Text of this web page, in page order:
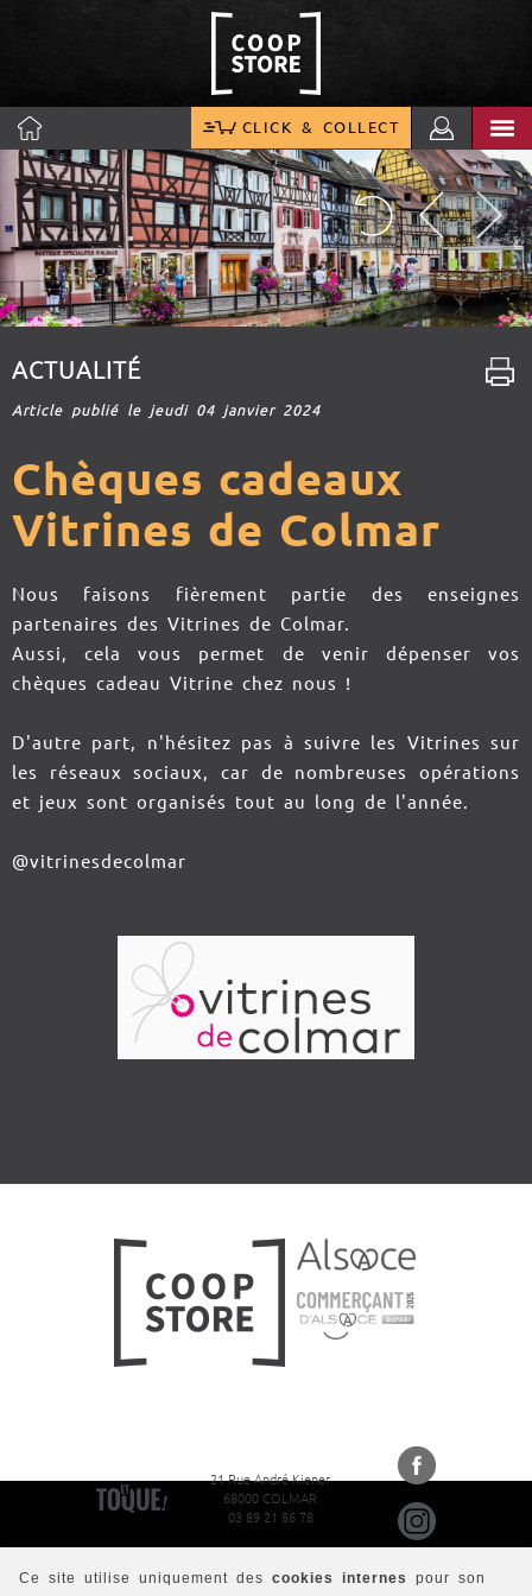
CLICK & COLLECT
ACTUALITÉ
Article publié le jeudi 04 janvier 2024
Chèques cadeaux
Vitrines de Colmar
Nous faisons fièrement partie des enseignes
partenaires des Vitrines de Colmar.
Aussi, cela vous permet de venir dépenser vos
chèques cadeau Vitrine chez nous !
D'autre part, n'hésitez pas à suivre les Vitrines sur
les réseaux sociaux, car de nombreuses opérations
et jeux sont organisés tout au long de l'année.
@vitrinesdecolmar
21 Rue André Kiener
68000 COLMAR
03 89 21 86 78
Ce site utilise uniquement des cookies internes pour son